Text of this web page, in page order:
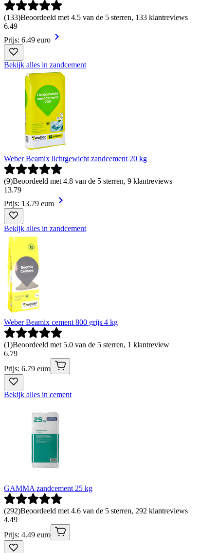
(133)Beoordeeld met 4.5 van de 5 sterren, 133 klantreviews
6.49
Prijs: 6.49 euro
Bekijk alles in zandcement
Weber Beamix lichtgewicht zandcement 20 kg
(9)Beoordeeld met 4.8 van de 5 sterren, 9 klantreviews
13.79
Prijs: 13.79 euro
Bekijk alles in zandcement
Weber Beamix cement 800 grijs 4 kg
(1)Beoordeeld met 5.0 van de 5 sterren, 1 klantreview
6.79
Prijs: 6.79 euro
Bekijk alles in cement
GAMMA zandcement 25 kg
(292)Beoordeeld met 4.6 van de 5 sterren, 292 klantreviews
4.49
Prijs: 4.49 euro